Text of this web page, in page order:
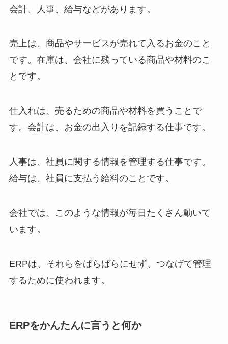
会計、人事、給与などがあります。
売上は、商品やサービスが売れて入るお金のこと
です。在庫は、会社に残っている商品や材料のこ
とです。
仕入れは、売るための商品や材料を買うことで
す。会計は、お金の出入りを記録する仕事です。
人事は、社員に関する情報を管理する仕事です。
給与は、社員に支払う給料のことです。
会社では、このような情報が毎日たくさん動いて
います。
ERPは、それらをばらばらにせず、つなげて管理
するために使われます。
ERPをかんたんに言うと何か